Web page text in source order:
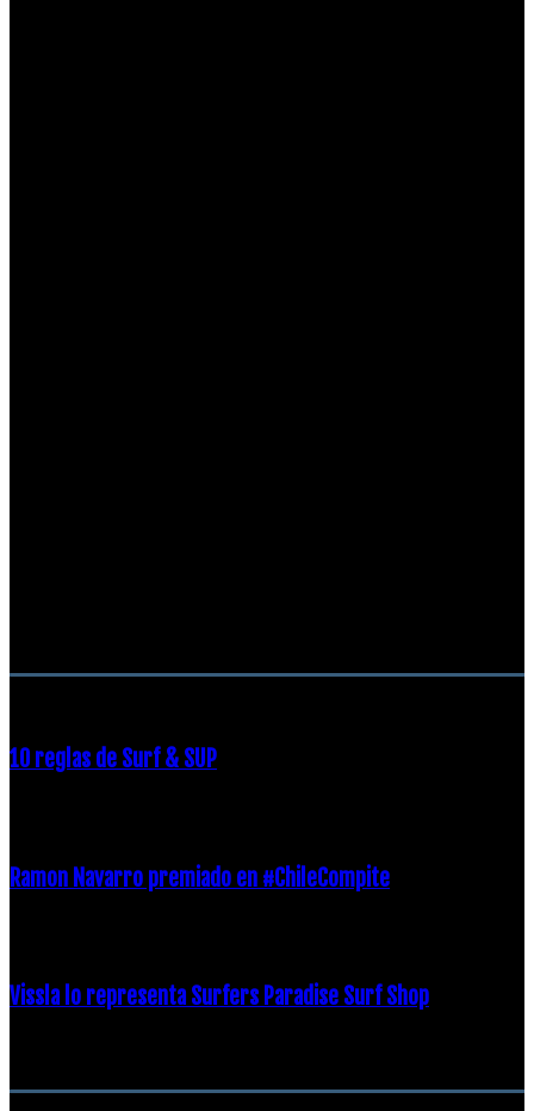
10 reglas de Surf & SUP
Ramon Navarro premiado en #ChileCompite
Vissla lo representa Surfers Paradise Surf Shop